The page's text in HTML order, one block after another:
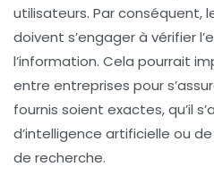
utilisateurs. Par conséquent,
doivent s’engager à vérifier
l’information. Cela pourrait
entre entreprises pour
fournis soient exactes, qu’il
d’intelligence artificielle ou
de recherche.